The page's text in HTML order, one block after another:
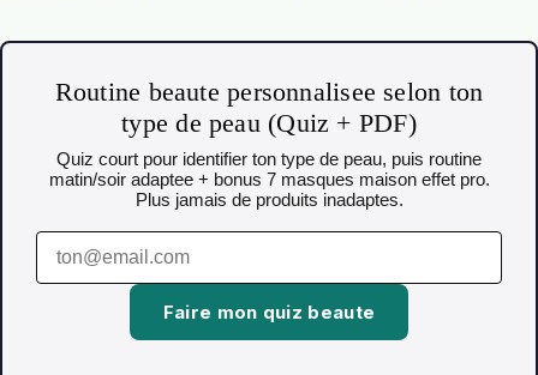
Routine beaute personnalisee selon ton
type de peau (Quiz + PDF)
Quiz court pour identifier ton type de peau, puis routine
matin/soir adaptee + bonus 7 masques maison effet pro.
Plus jamais de produits inadaptes.
Faire mon quiz beaute